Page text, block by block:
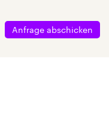
Anfrage abschicken